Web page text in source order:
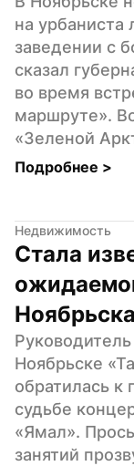
на
заведении с
сказал
во время
маршруте».
«Зеленой
Подробнее >
Недвижимость
Стала
Ноябрьска
Ноябрьске
обратилась к
судьбе
«Ямал».
занятий